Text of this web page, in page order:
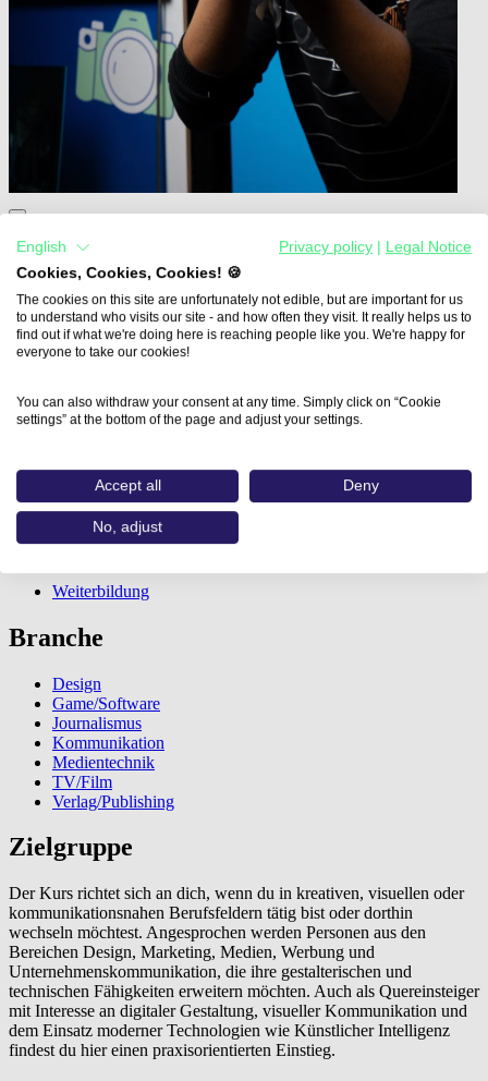
Home
Aus- und Weiterbildungen
Adobe Photoshop - Praxiswissen…
Adobe Photoshop -
vielseitige Anwendungen
IFP Gesellschaft für Fortbildung und
Personalentwicklung mbH
Bildungsweg
Weiterbildung
Branche
Design
Game/Software
Journalismus
Kommunikation
Medientechnik
TV/Film
Verlag/Publishing
Zielgruppe
Der Kurs richtet sich an dich, wenn du in kreativen, visuellen oder
kommunikationsnahen Berufsfeldern tätig bist oder dorthin
wechseln möchtest. Angesprochen werden Personen aus den
Bereichen Design, Marketing, Medien, Werbung und
Unternehmenskommunikation, die ihre gestalterischen und
technischen Fähigkeiten erweitern möchten. Auch als Quereinsteiger
mit Interesse an digitaler Gestaltung, visueller Kommunikation und
dem Einsatz moderner Technologien wie Künstlicher Intelligenz
findest du hier einen praxisorientierten Einstieg.
English Privacy policy
Legal Notice
Cookies, Cookies, Cookies! 🍪
The cookies on this site are unfortunately not edible, but are important for us
to understand who visits our site - and how often they visit. It really helps us to
find out if what we're doing here is reaching people like you. We're happy for
everyone to take our cookies!
You can also withdraw your consent at any time. Simply click on “Cookie
settings” at the bottom of the page and adjust your settings.
Accept all Deny
No, adjust